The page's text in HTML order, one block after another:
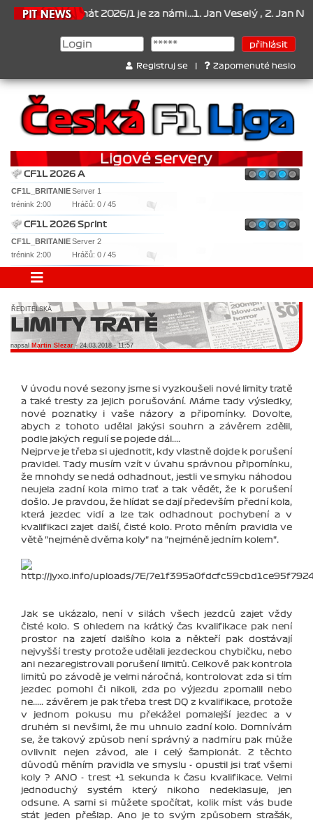
Šampionát 2026/1 je za námi...1. Jan Veselý , 2. Jan
Registruj se Zapomenuté heslo
CF1L 2026 A
CF1L_BRITANIEServer 1
trénink 2:00
Hráčů: 0 / 45
CF1L 2026 Sprint
CF1L_BRITANIEServer 2
trénink 2:00
Hráčů: 0 / 45
ŘEDITELSKÁ
LIMITY TRATĚ
napsal Martin Slezar - 24.03.2018 - 11:57
V úvodu nové sezony jsme si vyzkoušeli nové limity tratě
a také tresty za jejich porušování. Máme tady výsledky,
nové poznatky i vaše názory a připomínky. Dovolte,
abych z tohoto udělal jakýsi souhrn a závěrem zdělil,
podle jakých regulí se pojede dál....
Nejprve je třeba si ujednotit, kdy vlastně dojde k porušení
pravidel. Tady musím vzít v úvahu správnou připomínku,
že mnohdy se nedá odhadnout, jestli ve smyku náhodou
neujela zadní kola mimo trať a tak vědět, že k porušení
došlo. Je pravdou, že hlídat se dají především přední kola,
která jezdec vidí a lze tak odhadnout pochybení a v
kvalifikaci zajet další, čisté kolo. Proto měním pravidla ve
větě "nejméně dvěma koly" na "nejméně jedním kolem".
Jak se ukázalo, není v silách všech jezdců zajet vždy
čisté kolo. S ohledem na krátký čas kvalifikace pak není
prostor na zajetí dalšího kola a někteří pak dostávají
nejvyšší tresty protože udělali jezdeckou chybičku, nebo
ani nezaregistrovali porušení limitů. Celkově pak kontrola
limitů po závodě je velmi náročná, kontrolovat zda si tím
jezdec pomohl či nikoli, zda po výjezdu zpomalil nebo
ne..... závěrem je pak třeba trest DQ z kvalifikace, protože
v jednom pokusu mu překážel pomalejší jezdec a v
druhém si nevšiml, že mu uhnulo zadní kolo. Domnívám
se, že takový způsob není správný a nadmíru pak může
ovlivnit nejen závod, ale i celý šampionát. Z těchto
důvodů měním pravidla ve smyslu - opustil jsi trať všemi
koly ? ANO - trest +1 sekunda k času kvalifikace. Velmi
jednoduchý systém který nikoho nedeklasuje, jen
odsune. A sami si můžete spočítat, kolik míst vás bude
stát jeden přešlap. Ano je to svým způsobem strašák,